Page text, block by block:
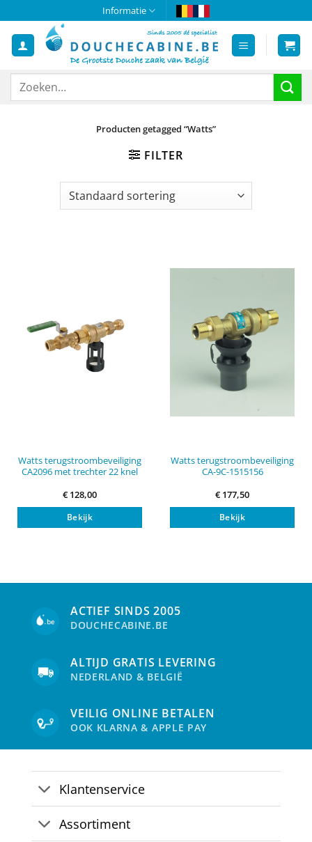
naar
inhoud
Informatie
Zoeken
Producten getagged “Watts”
FILTER
Watts terugstroombeveiliging
CA2096 met trechter 22 knel
€ 128,00
Bekijk
Watts terugstroombeveiliging
CA-9C-1515156
€ 177,50
Bekijk
ACTIEF SINDS 2005
DOUCHECABINE.BE
ALTIJD GRATIS LEVERING
NEDERLAND & BELGIË
VEILIG ONLINE BETALEN
OOK KLARNA & APPLE PAY
Klantenservice
Assortiment